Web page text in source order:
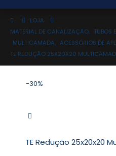
LOJA
MATERIAL DE CANALIZAÇÃO, TUBOS
MULTICAMADA, ACESSÓRIOS DE
TE REDUÇÃO 25X20X20
-30%
TE Redução 25x20x20